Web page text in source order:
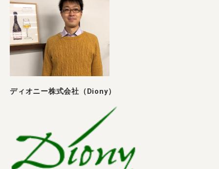
ディオニー株式会社（Diony）